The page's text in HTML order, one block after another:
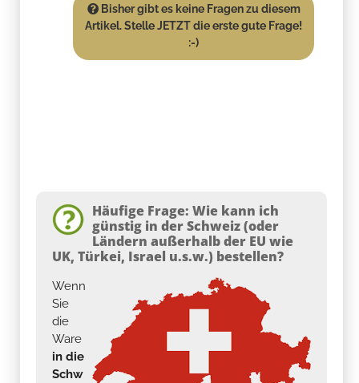
Bisher gibt es keine Fragen zu diesem
Artikel. Stelle JETZT die erste gute Frage!
:-)
Häufige Frage: Wie kann ich
günstig in der Schweiz (oder
Ländern außerhalb der EU wie
UK, Türkei, Israel u.s.w.) bestellen?
Wenn
Sie
die
Ware
in die
Schw